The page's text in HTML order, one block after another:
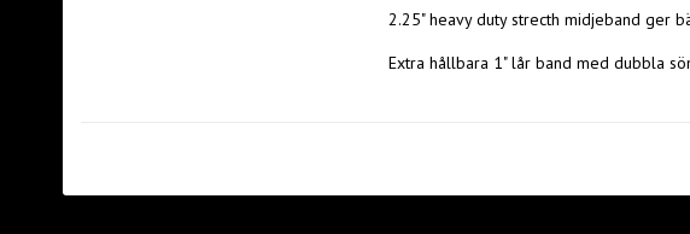
2.25" heavy duty strecth midjeband ger
Extra hållbara 1" lår band med dubbla